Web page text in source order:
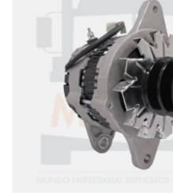
MECÁNICA
KIA
CARROCERÍA
MECÁNICA
MITSUBISHI